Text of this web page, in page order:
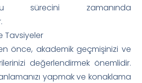
sürecini zamanında
Tavsiyeler
önce, akademik geçmişinizi ve
değerlendirmek önemlidir.
yapmak ve konaklama